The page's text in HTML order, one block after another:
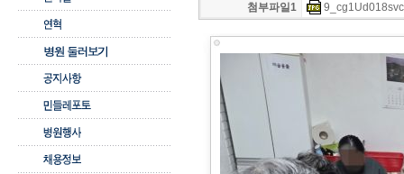
첨부파일1